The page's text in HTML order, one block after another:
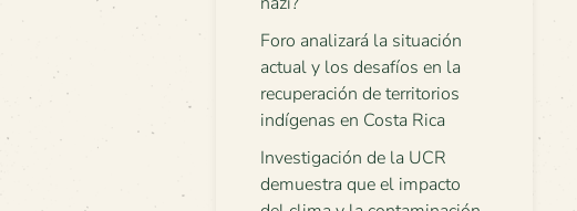
Foro analizará la situación
actual y los desafíos en la
recuperación de territorios
indígenas en Costa Rica
Investigación de la UCR
demuestra que el impacto